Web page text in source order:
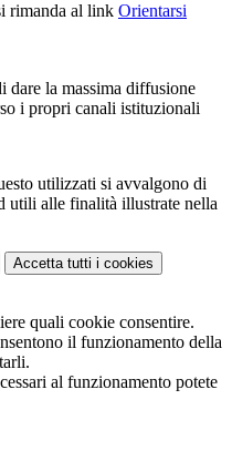
rimanda al link Orientarsi
dare la massima diffusione
i propri canali istituzionali
utilizzati si avvalgono di
utili alle finalità illustrate nella
Accetta tutti i cookies
quali cookie consentire.
il funzionamento della
al funzionamento potete